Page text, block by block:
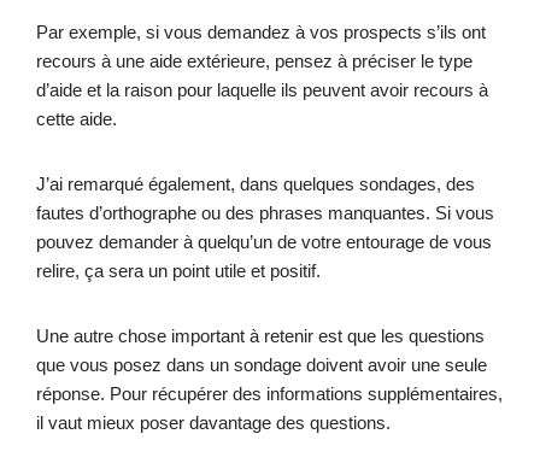
Par exemple, si vous demandez à vos prospects s’ils ont
recours à une aide extérieure, pensez à préciser le type
d’aide et la raison pour laquelle ils peuvent avoir recours à
cette aide.
J’ai remarqué également, dans quelques sondages, des
fautes d’orthographe ou des phrases manquantes. Si vous
pouvez demander à quelqu’un de votre entourage de vous
relire, ça sera un point utile et positif.
Une autre chose important à retenir est que les questions
que vous posez dans un sondage doivent avoir une seule
réponse. Pour récupérer des informations supplémentaires,
il vaut mieux poser davantage des questions.